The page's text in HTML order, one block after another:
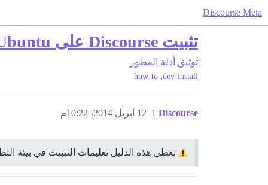
Discourse Meta
تثبيت Discourse على Ubuntu أو Debian للتطوير
توثيق أدلة المطور
dev-install
,
how-to
Discourse 12 أبريل 2014، 10:22م 1
تغطي هذه الدليل تعليمات التثبيت في بيئة